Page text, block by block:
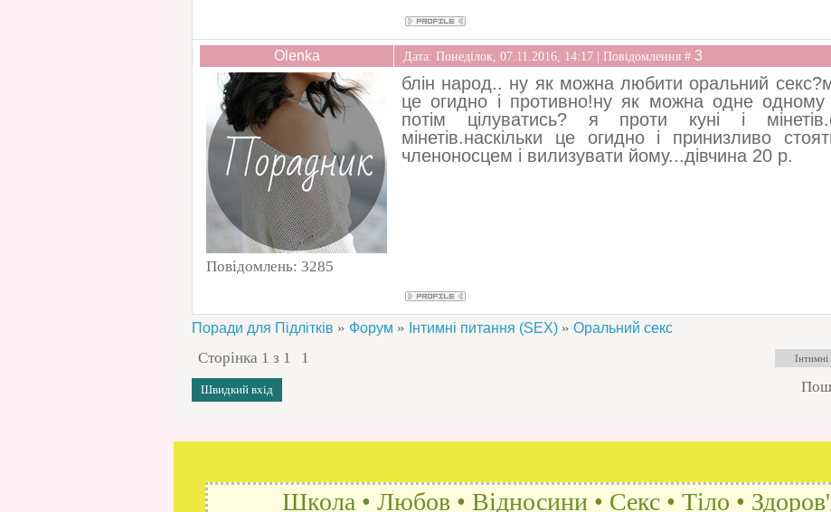
Olenka Дата: Понеділок, 07.11.2016, 14:17 | Повідомлення # 3
Повідомлень: 3285
блін народ.. ну як можна любити оральний
це огидно і противно!ну як можна одне одному
потім цілуватись? я проти куні і
мінетів.наскільки це огидно і принизливо
членоносцем і вилизувати йому...дівчина 20 р.
Поради для Підлітків » Форум » Інтимні питання (SEX) » Оральний секс
Сторінка 1 з 1
1
Школа • Любов • Відносини • Секс • Тіло •